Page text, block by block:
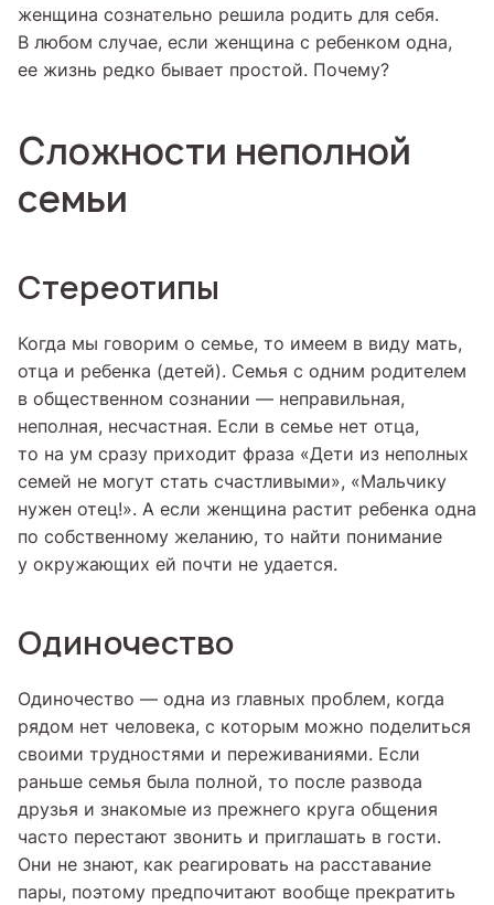
женщина сознательно решила родить для себя.
В любом случае, если женщина с ребенком одна,
ее жизнь редко бывает простой. Почему?
Сложности неполной
семьи
Стереотипы
Когда мы говорим о семье, то имеем в виду мать,
отца и ребенка (детей). Семья с одним родителем
в общественном сознании — неправильная,
неполная, несчастная. Если в семье нет отца,
то на ум сразу приходит фраза «Дети из неполных
семей не могут стать счастливыми», «Мальчику
нужен отец!». А если женщина растит ребенка одна
по собственному желанию, то найти понимание
у окружающих ей почти не удается.
Одиночество
Одиночество — одна из главных проблем, когда
рядом нет человека, с которым можно поделиться
своими трудностями и переживаниями. Если
раньше семья была полной, то после развода
друзья и знакомые из прежнего круга общения
часто перестают звонить и приглашать в гости.
Они не знают, как реагировать на расставание
пары, поэтому предпочитают вообще прекратить